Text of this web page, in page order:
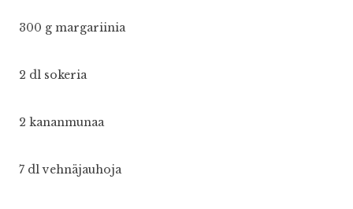
300 g margariinia
2 dl sokeria
2 kananmunaa
7 dl vehnäjauhoja